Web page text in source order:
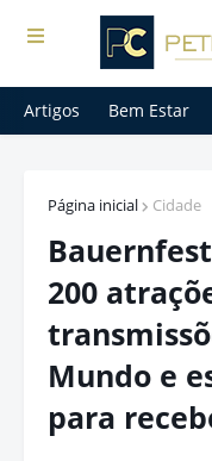
Artigos Bem Estar
Página inicial Cidade
200
Mundo e
para